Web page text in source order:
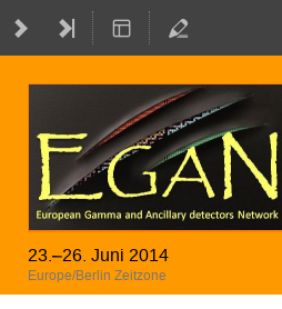
23.–26. Juni 2014
Europe/Berlin Zeitzone